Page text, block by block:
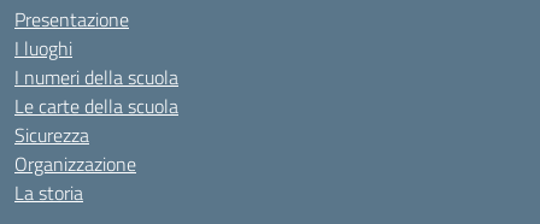
Presentazione
I luoghi
I numeri della scuola
Le carte della scuola
Sicurezza
Organizzazione
La storia